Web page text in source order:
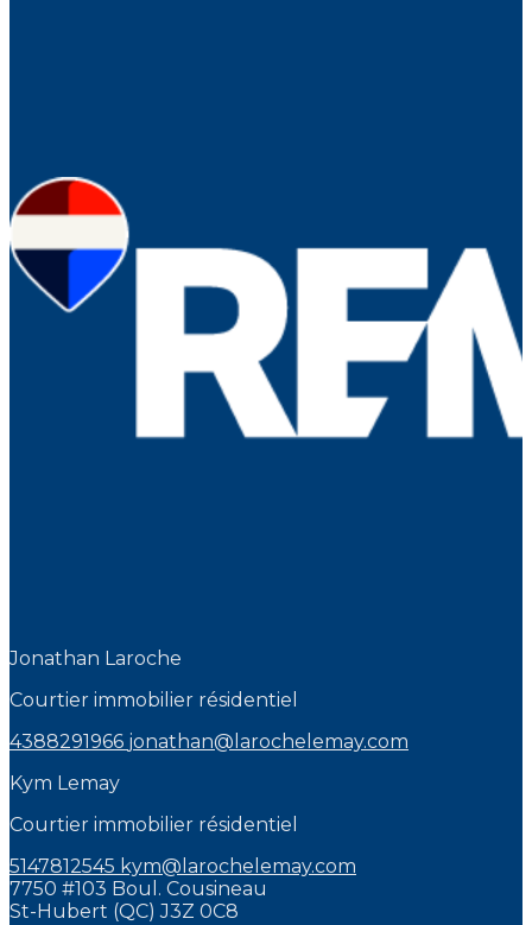
Jonathan Laroche
Courtier immobilier résidentiel
4388291966 jonathan@larochelemay.com
Kym Lemay
Courtier immobilier résidentiel
5147812545 kym@larochelemay.com
7750 #103 Boul. Cousineau
St-Hubert (QC) J3Z 0C8